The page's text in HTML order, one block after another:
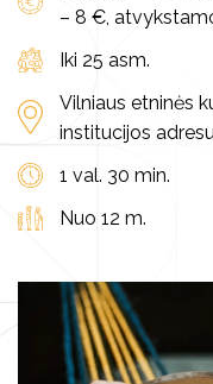
– 8 €,
Iki 25 asm.
Vilniaus etninės
institucijos adresu
1 val. 30 min.
Nuo 12 m.